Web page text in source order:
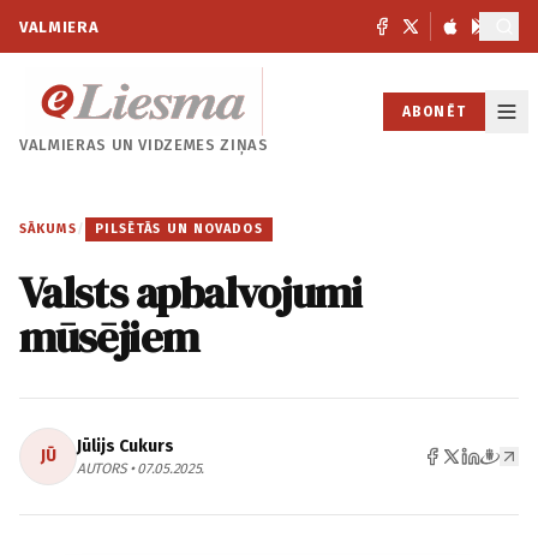
VALMIERA
VALMIERAS UNVIDZEMES ZIŅAS
ABONĒT
SĀKUMS / PILSĒTĀS UN NOVADOS
Valsts apbalvojumi
mūsējiem
JŪ Jūlijs Cukurs
AUTORS • 07.05.2025.